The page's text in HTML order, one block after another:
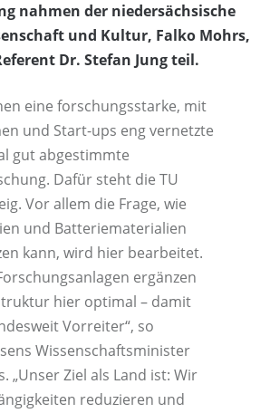
nahmen der niedersächsische
und Kultur, Falko Mohrs,
Dr. Stefan Jung teil.
eine forschungsstarke, mit
und Start-ups eng vernetzte
gut abgestimmte
Dafür steht die TU
Vor allem die Frage, wie
und Batteriematerialien
kann, wird hier bearbeitet.
ergänzen
hier optimal – damit
Vorreiter“, so
Wissenschaftsminister
„Unser Ziel als Land ist: Wir
reduzieren und